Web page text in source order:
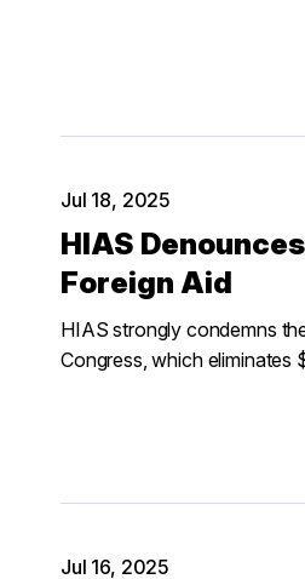
Jul 18, 2025
HIAS
Foreign Aid
HIAS strongly condemns
Congress, which eliminates
Jul 16, 2025